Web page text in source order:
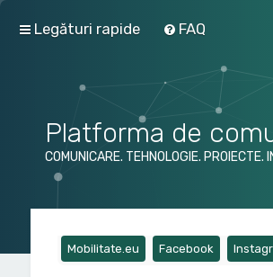
Legături rapide FAQ
Platforma de
COMUNICARE. TEHNOLOGIE. PROIECTE.
Mobilitate.eu(Opens a new tab)
Facebook(Opens a